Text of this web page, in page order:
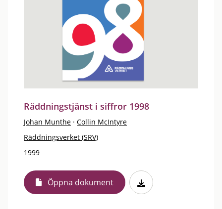
Räddningstjänst i siffror 1998
Johan Munthe · Collin McIntyre
Räddningsverket (SRV)
1999
Öppna dokument